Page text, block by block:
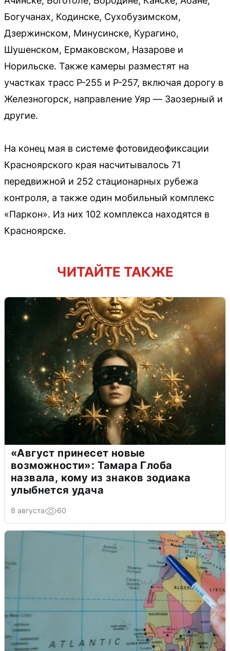
Богучанах, Кодинске, Сухобузимском,
Дзержинском, Минусинске, Курагино,
Шушенском, Ермаковском, Назарове и
Норильске. Также камеры разместят на
участках трасс Р-255 и Р-257, включая дорогу в
Железногорск, направление Уяр — Заозерный и
другие.
На конец мая в системе фотовидеофиксации
Красноярского края насчитывалось 71
передвижной и 252 стационарных рубежа
контроля, а также один мобильный комплекс
«Паркон». Из них 102 комплекса находятся в
Красноярске.
ЧИТАЙТЕ ТАКЖЕ
«Август принесет новые
возможности»: Тамара Глоба
назвала, кому из знаков зодиака
улыбнется удача
8 августа 60